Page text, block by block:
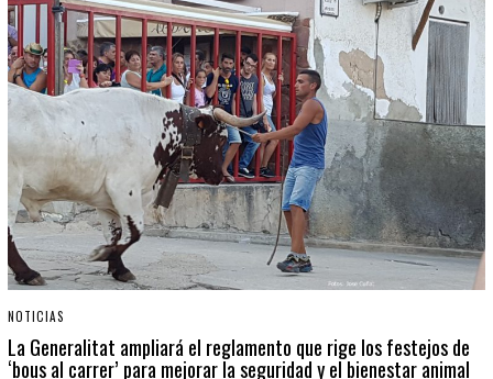
NOTICIAS
La Generalitat ampliará el reglamento que rige los festejos de
‘bous al carrer’ para mejorar la seguridad y el bienestar animal